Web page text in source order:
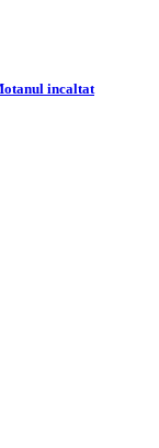
incaltat